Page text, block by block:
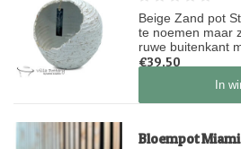
Beige Zand pot
te noemen maar
ruwe buitenkant
€39,50
Op voorraadIn
Bloempot Miami